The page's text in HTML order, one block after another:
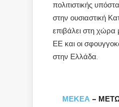
πολιτιστικής
στην ουσιαστική
επιβάλει στη
ΕΕ και οι
στην Ελλάδα.
ΜΕΚΕΑ –